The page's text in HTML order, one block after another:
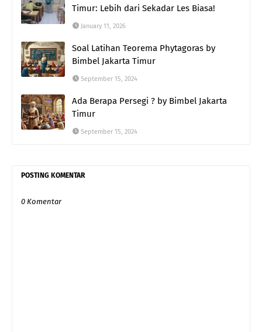
Timur: Lebih dari Sekadar Les Biasa!
January 11, 2026
Soal Latihan Teorema Phytagoras by
Bimbel Jakarta Timur
September 15, 2024
Ada Berapa Persegi ? by Bimbel Jakarta
Timur
September 15, 2024
POSTING KOMENTAR
0 Komentar